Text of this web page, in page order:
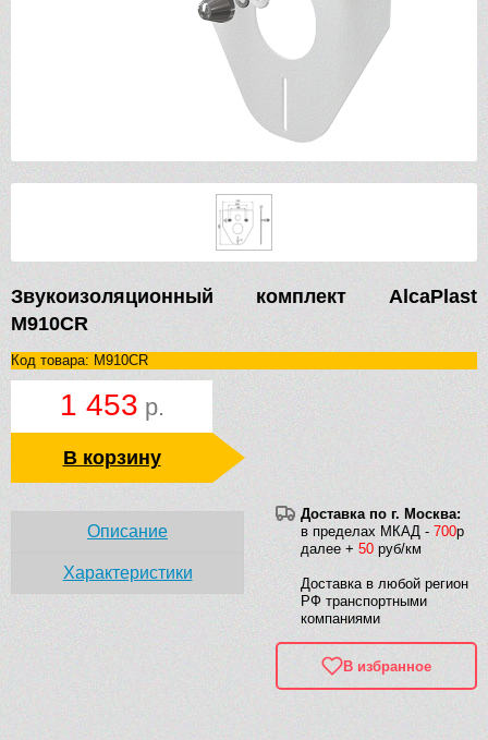
Звукоизоляционный комплект AlcaPlast
M910CR
Код товара: M910CR
1 453 р.
В корзину
Доставка по г. Москва:
в пределах МКАД - 700р
далее + 50 руб/км
Доставка в любой регион
РФ транспортными
компаниями
В избранное
Описание
Характеристики